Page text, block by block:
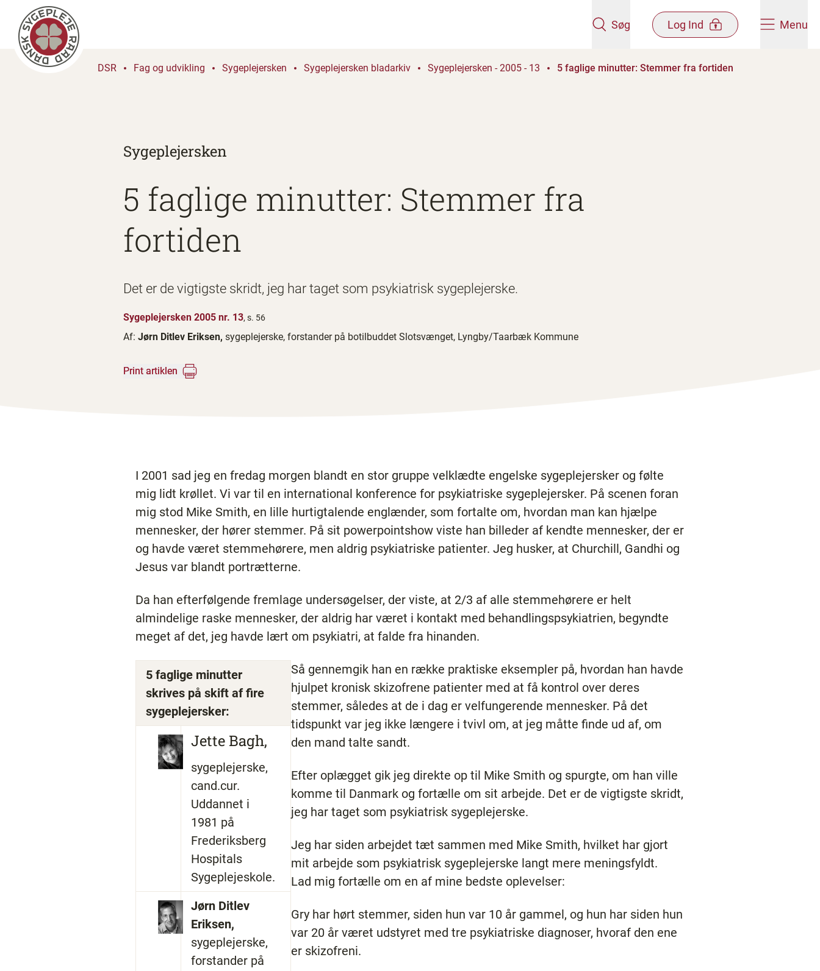
Søg Log Ind Menu
DSR Fag og udvikling Sygeplejersken Sygeplejersken bladarkiv Sygeplejersken - 2005 - 13 5 faglige minutter: Stemmer fra fortiden
Sygeplejersken
5 faglige minutter: Stemmer fra
fortiden
Det er de vigtigste skridt, jeg har taget som psykiatrisk sygeplejerske.
Sygeplejersken 2005 nr. 13, s. 56
Af: Jørn Ditlev Eriksen, sygeplejerske, ­forstander på ­botilbuddet ­Slotsvænget, Lyngby/Taarbæk Kommune
Print artiklen
I 2001 sad jeg en fredag morgen blandt en stor gruppe velklædte engelske sygeplejersker og følte
mig lidt krøllet. Vi var til en international konference for psykiatriske sygeplejersker. På scenen foran
mig stod Mike Smith, en lille hurtigtalende englænder, som fortalte om, hvordan man kan hjælpe
mennesker, der hører stemmer. På sit powerpointshow viste han billeder af kendte mennesker, der er
og havde været stemmehørere, men aldrig psykiatriske patienter. Jeg husker, at Churchill, Gandhi og
Jesus var blandt portrætterne.
Da han efterfølgende fremlage undersøgelser, der viste, at 2/3 af alle stemmehørere er helt
almindelige raske mennesker, der aldrig har været i kontakt med behandlingspsykiatrien, begyndte
meget af det, jeg havde lært om psykiatri, at falde fra hinanden.
5 faglige minutter
skrives på skift af fire
sygeplejersker:
Jette Bagh,
sygeplejerske,
cand.cur.
Uddannet i
1981 på
Frederiksberg
Hospitals
Sygeplejeskole.
Jørn Ditlev
Eriksen,
sygeplejerske,
forstander på
Så gennemgik han en række praktiske eksempler på, hvordan han havde
hjulpet kronisk skizofrene patienter med at få kontrol over deres
stemmer, således at de i dag er velfungerende mennesker. På det
tidspunkt var jeg ikke længere i tvivl om, at jeg måtte finde ud af, om
den mand talte sandt.
Efter oplægget gik jeg direkte op til Mike Smith og spurgte, om han ville
komme til Danmark og fortælle om sit arbejde. Det er de vigtigste skridt,
jeg har taget som psykiatrisk sygeplejerske.
Jeg har siden arbejdet tæt sammen med Mike Smith, hvilket har gjort
mit arbejde som psykiatrisk sygeplejerske langt mere meningsfyldt.
Lad mig fortælle om en af mine bedste oplevelser:
Gry har hørt stemmer, siden hun var 10 år gammel, og hun har siden hun
var 20 år været udstyret med tre psykiatriske diagnoser, hvoraf den ene
er skizofreni.